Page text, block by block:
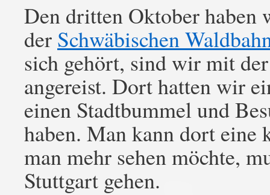
Den dritten Oktober haben
der Schwäbischen
sich gehört, sind wir mit
angereist. Dort hatten wir
einen Stadtbummel und
haben. Man kann dort eine
man mehr sehen möchte,
Stuttgart gehen.